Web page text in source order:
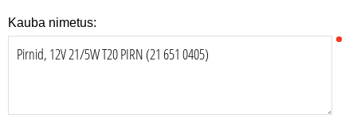
Kauba nimetus: